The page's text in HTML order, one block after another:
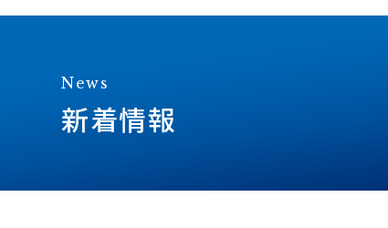
News
新着情報